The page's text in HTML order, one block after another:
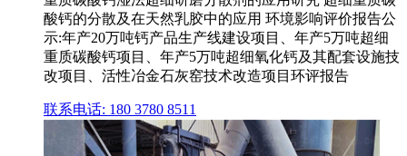
酸钙的分散及在天然乳胶中的应用 环境影响评价报告公
示:年产20万吨钙产品生产线建设项目、年产5万吨超细
重质碳酸钙项目、年产5万吨超细氧化钙及其配套设施技
改项目、活性冶金石灰窑技术改造项目环评报告
联系电话: 180 3780 8511